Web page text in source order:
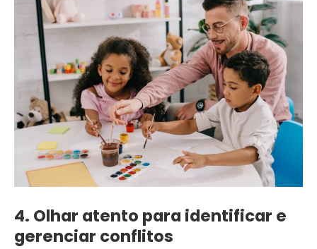
4. Olhar atento para identificar e
gerenciar conflitos